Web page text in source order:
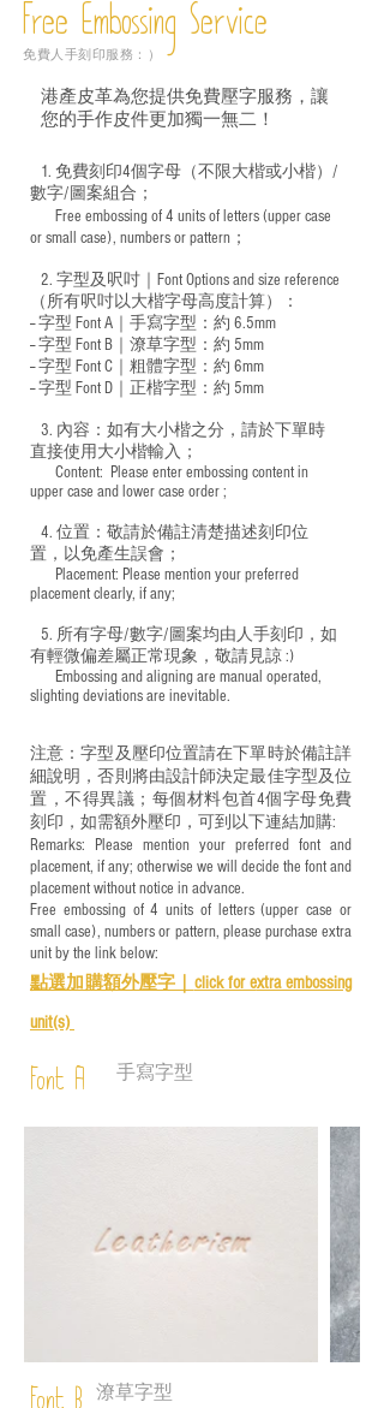
Free Embossing Service
免費人手刻印服務：）
港產皮革為您提供免費壓字服務，讓
您的手作皮件更加獨一無二！
1. 免費刻印4個字母（不限大楷或小楷）/
數字/圖案組合；
Free embossing of 4 units of letters (upper case
or small case), numbers or pattern；
2. 字型及呎吋｜ Font Options and size reference
（所有呎吋以大楷字母高度計算）：
-- 字型 Font A｜手寫字型：約 6.5mm
-- 字型 Font B｜潦草字型： 約 5mm
-- 字型 Font C｜粗體字型：約 6mm
-- 字型 Font D｜正楷字型： 約 5mm
3. 內容：如有大小楷之分，請於下單時
直接使用大小楷輸入；
​ Content: Please enter embossing content in
upper case and lower case order ;
4. 位置：敬請於備註清楚描述刻印位
置，以免產生誤會；
​ Placement: Please mention your preferred
placement clearly, if any;
5. 所有字母/數字/圖案均由人手刻印，如
有輕微偏差屬正常現象，敬請見諒 :)
​ Embossing and aligning are manual operated,
slighting deviations are inevitable.
注意：字型及壓印位置請在下單時於備註詳
細說明，否則將由設計師決定最佳字型及位
置，不得異議；每個材料包首4個字母免費
刻印，如需額外壓印，可到以下連結加購:
Remarks: Please mention your preferred font and
placement, if any; otherwise we will decide the font and
placement without notice in advance.
Free embossing of 4 units of letters (upper case or
small case), numbers or pattern, please purchase extra
unit by the link below:
點選加購額外壓字｜ click for extra embossing
unit(s)
Font A 手寫字型
潦草字型